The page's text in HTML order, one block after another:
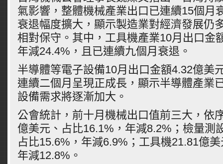
氣影響，整體機械產業出口已連續15個月
衰退幅度擴大，顯示製造業對經濟發展仍
相對保守。其中，工具機產業10月出口金
年減24.4%，且已連續九個月衰退。
半導體等電子設備10月出口金額4.32億美
連續二個月呈現正成長，顯示半導體產業
設備需求將逐漸加大。
公會統計，前十月機械出口值前三大，依
億美元、占比16.1%，年減8.2%；檢量測
占比15.6%，年減6.9%；工具機21.81億
年減12.8%。